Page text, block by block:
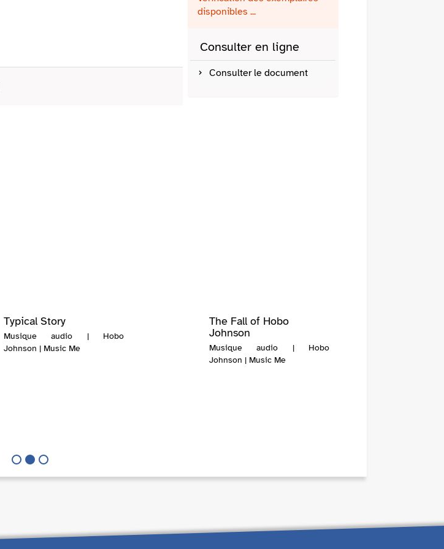
disponibles ...
Consulter en ligne
Consulter le document
Typical Story
Musique audio | Hobo
Johnson | Music Me
The Fall of Hobo
Johnson
Musique audio | Hobo
Johnson | Music Me